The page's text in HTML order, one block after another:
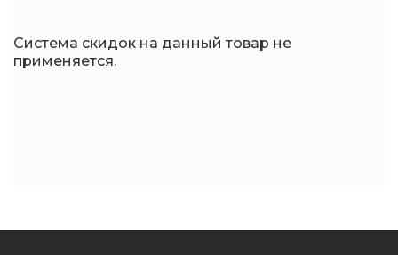
Система скидок на данный товар не
применяется.